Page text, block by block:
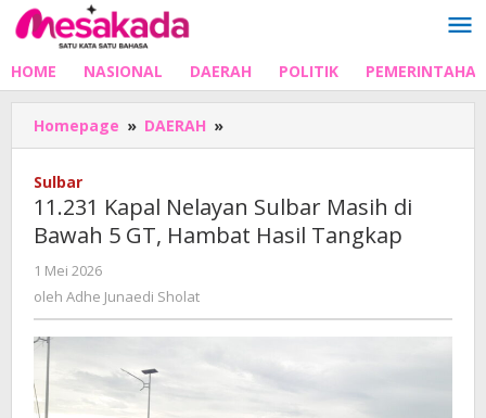
Lewati
ke
HOME NASIONAL DAERAH POLITIK
Homepage » DAERAH »
Kapal
Masih
di
Tangkap
Sulbar
11.231 Kapal Nelayan Sulbar Masih di
Bawah 5 GT, Hambat Hasil Tangkap
1 Mei 2026
oleh Adhe Junaedi Sholat